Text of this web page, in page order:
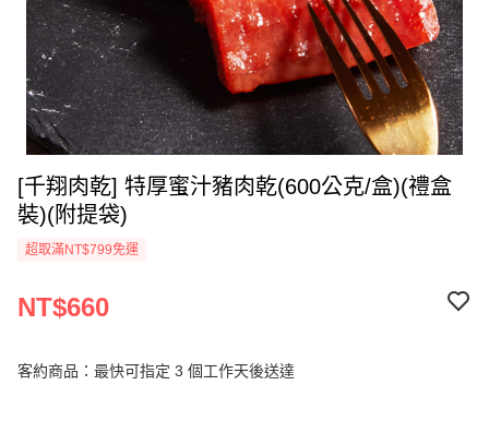
[千翔肉乾] 特厚蜜汁豬肉乾(600公克/盒)(禮盒
裝)(附提袋)
超取滿NT$799免運
NT$660
客約商品：最快可指定 3 個工作天後送達